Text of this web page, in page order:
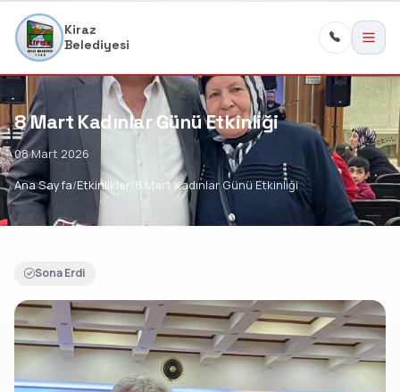
Kiraz
Belediyesi
8 Mart Kadınlar Günü Etkinliği
08 Mart 2026
Ana Sayfa Etkinlikler 8 Mart Kadınlar Günü Etkinliği
Sona Erdi